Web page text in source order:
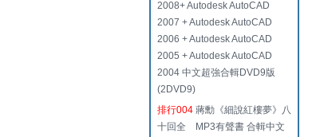
2008+ Autodesk AutoCAD
2007 + Autodesk AutoCAD
2006 + Autodesk AutoCAD
2005 + Autodesk AutoCAD
2004 中文超強合輯DVD9版
(2DVD9)
排行004 蔣勳《細說紅樓夢》八
十回全 MP3有聲書 合輯中文